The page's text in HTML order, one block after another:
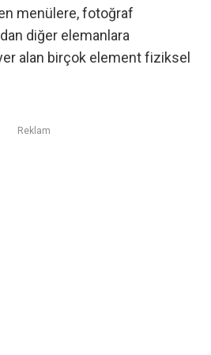
menülere, fotoğraf
diğer elemanlara
alan birçok element fiziksel
Reklam